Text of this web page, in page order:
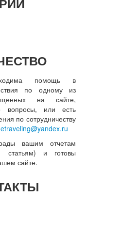
помощь в
по одному из
на сайте,
вопросы, или есть
по сотрудничеству
вашим отчетам
статьям) и готовы
сайте.